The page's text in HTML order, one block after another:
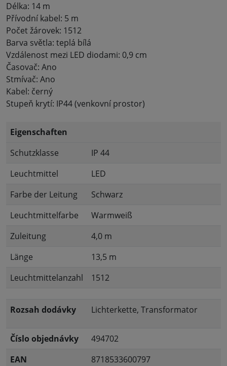
Délka: 14 m
Přívodní kabel: 5 m
Počet žárovek: 1512
Barva světla: teplá bílá
Vzdálenost mezi LED diodami: 0,9 cm
Časovač: Ano
Stmívač: Ano
Kabel: černý
Stupeň krytí: IP44 (venkovní prostor)
Eigenschaften
Schutzklasse
IP 44
Leuchtmittel
LED
Farbe der Leitung
Schwarz
Leuchtmittelfarbe
Warmweiß
Zuleitung
4,0 m
Länge
13,5 m
Leuchtmittelanzahl
1512
Rozsah dodávky Lichterkette, Transformator
Číslo objednávky
494702
EAN
8718533600797